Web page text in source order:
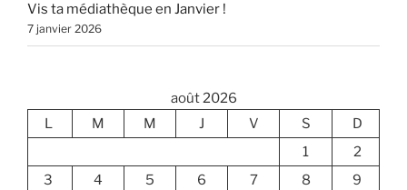
Vis ta médiathèque en Janvier !
7 janvier 2026
août 2026
L
M M J V S
D
1
2
3
4 5 6 7 8
9